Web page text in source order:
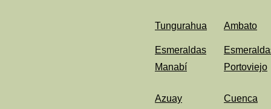
Tungurahua Ambato
Esmeraldas
Manabí Portoviejo
Azuay Cuenca